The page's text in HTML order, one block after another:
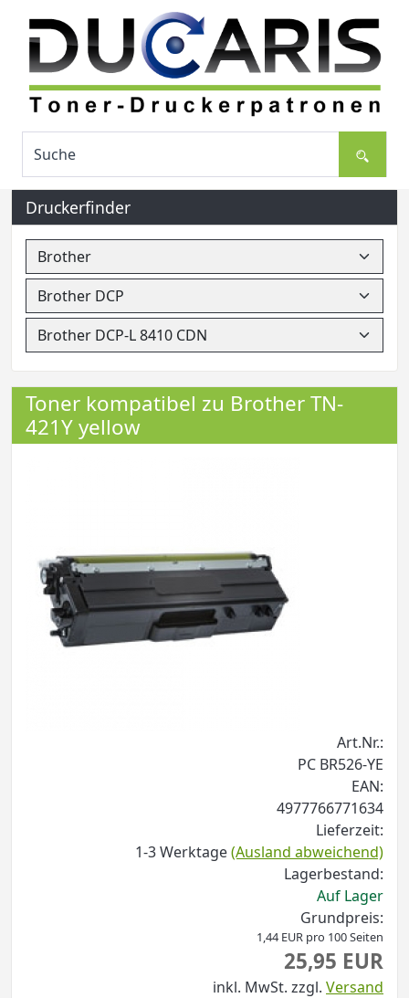
Druckerfinder
Toner kompatibel zu Brother TN-
421Y yellow
Art.Nr.:
PC BR526-YE
EAN:
4977766771634
Lieferzeit:
1-3 Werktage(Ausland abweichend)
Lagerbestand:
Auf Lager
Grundpreis:
1,44 EUR pro 100 Seiten
25,95 EUR
inkl. MwSt. zzgl. Versand